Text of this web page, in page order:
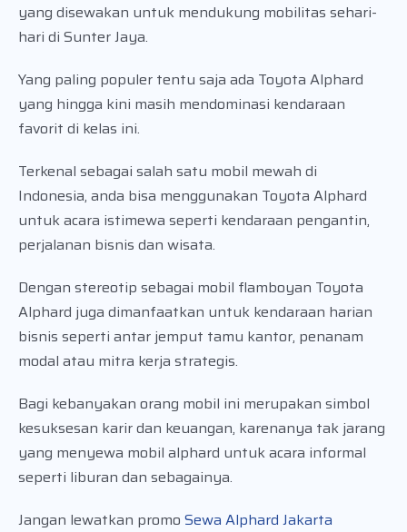
yang disewakan untuk mendukung mobilitas sehari-
hari di Sunter Jaya.
Yang paling populer tentu saja ada Toyota Alphard
yang hingga kini masih mendominasi kendaraan
favorit di kelas ini.
Terkenal sebagai salah satu mobil mewah di
Indonesia, anda bisa menggunakan Toyota Alphard
untuk acara istimewa seperti kendaraan pengantin,
perjalanan bisnis dan wisata.
Dengan stereotip sebagai mobil flamboyan Toyota
Alphard juga dimanfaatkan untuk kendaraan harian
bisnis seperti antar jemput tamu kantor, penanam
modal atau mitra kerja strategis.
Bagi kebanyakan orang mobil ini merupakan simbol
kesuksesan karir dan keuangan, karenanya tak jarang
yang menyewa mobil alphard untuk acara informal
seperti liburan dan sebagainya.
Jangan lewatkan promo Sewa Alphard Jakarta